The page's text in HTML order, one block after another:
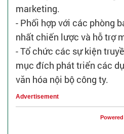
marketing.
- Phối hợp với các phòng
nhất chiến lược và hỗ trợ
- Tổ chức các sự kiện
mục đích phát triển các
văn hóa nội bộ công ty.
Advertisement